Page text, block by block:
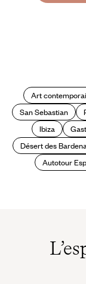
Art
San Sebastian
Ibiza
Désert des
Autotour